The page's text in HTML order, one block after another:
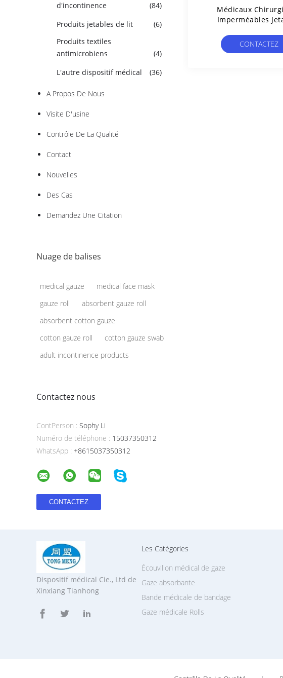
d'incontinence
(84)
Produits jetables de lit
(6)
Produits textiles
antimicrobiens
(4)
L'autre dispositif médical
(36)
A Propos De Nous
Visite D'usine
Contrôle De La Qualité
Contact
Nouvelles
Des Cas
Demandez Une Citation
Nuage de balises
medical gauze
medical face mask
gauze roll
absorbent gauze roll
absorbent cotton gauze
cotton gauze roll
cotton gauze swab
adult incontinence products
Contactez nous
ContPerson : Sophy Li
Numéro de téléphone : 15037350312
WhatsApp : +8615037350312
Médicaux
Imperméables
Unique De
CONTACTEZ
Dispositif médical Cie., Ltd de
Xinxiang Tianhong
Les Catégories
Gaze médicale Rolls
Écouvillon médical de gaze
Gaze absorbante
Bande médicale de bandage